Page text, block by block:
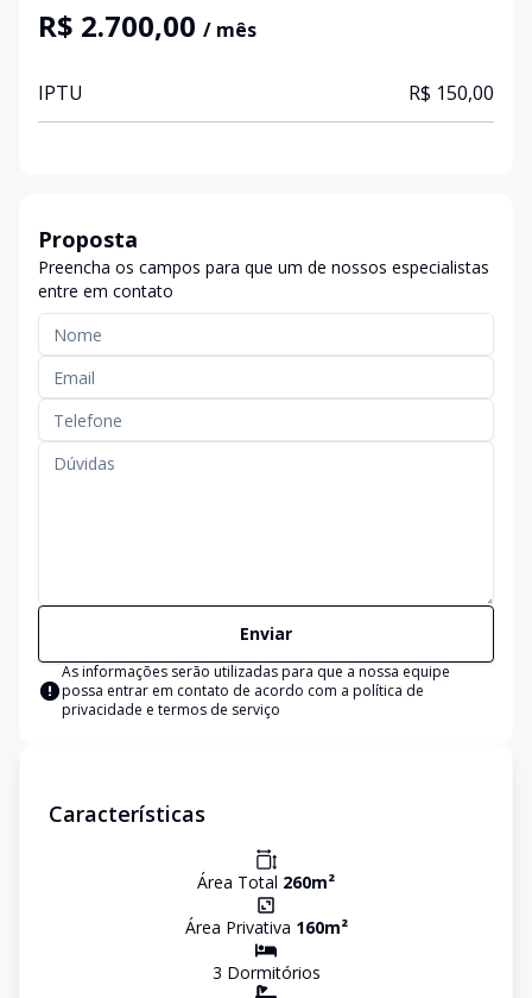
R$ 2.700,00 / mês
IPTU R$ 150,00
Proposta
Preencha os campos para que um de nossos especialistas
entre em contato
Enviar
As informações serão utilizadas para que a nossa equipe
possa entrar em contato de acordo com a política de
privacidade e termos de serviço
Características
Área Total 260m²
Área Privativa 160m²
3 Dormitórios